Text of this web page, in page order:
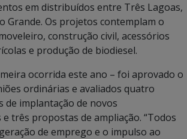
em distribuídos entre Três Lagoas,
Grande. Os projetos contemplam o
construção civil, acessórios
e produção de biodiesel.
ocorrida este ano – foi aprovado o
ordinárias e avaliados quatro
de implantação de novos
três propostas de ampliação. “Todos
de emprego e o impulso ao